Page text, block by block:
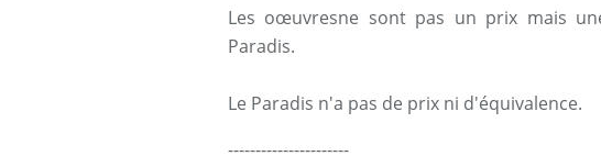
Les oœuvresne sont pas un prix mais
Paradis.
Le Paradis n'a pas de prix ni d'équivalence.
----------------------